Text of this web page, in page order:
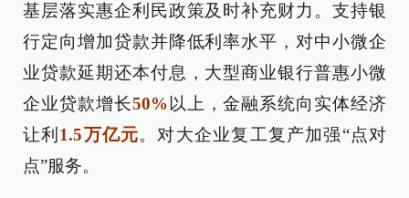
基层落实惠企利民政策及时补充财力。支持银
行定向增加贷款并降低利率水平，对中小微企
业贷款延期还本付息，大型商业银行普惠小微
企业贷款增长50% 以上，金融系统向实体经济
让利 1.5万亿元。对大企业复工复产加强“点对
点”服务。